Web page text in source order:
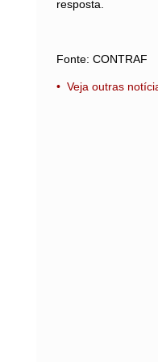
resposta.
Fonte: CONTRAF
• Veja outras